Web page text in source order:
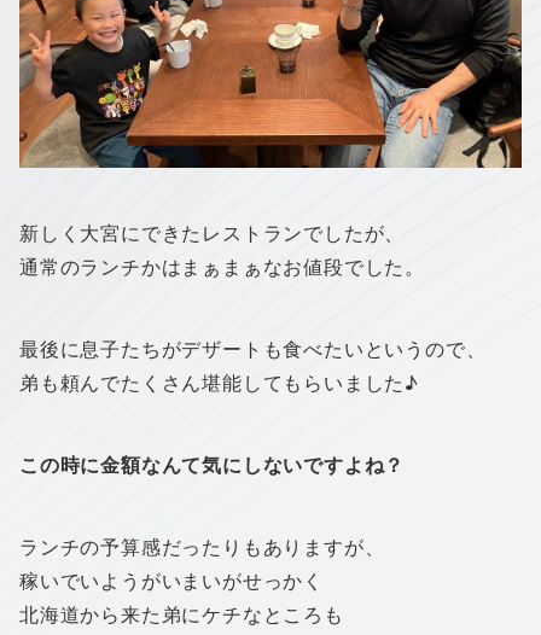
新しく大宮にできたレストランでしたが、
通常のランチかはまぁまぁなお値段でした。
最後に息子たちがデザートも食べたいというので、
弟も頼んでたくさん堪能してもらいました♪
この時に金額なんて気にしないですよね？
ランチの予算感だったりもありますが、
稼いでいようがいまいがせっかく
北海道から来た弟にケチなところも